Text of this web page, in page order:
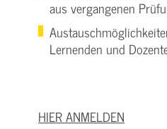
aus vergangenen
Lernenden und
HIER ANMELDEN